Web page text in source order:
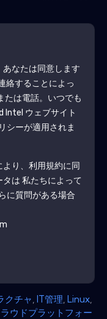
なたは同意します
絡することによっ
たは電話。いつでも
Intel ウェブサイト
シーが適用されま
り、利用規約に同
は 私たちによって
に質問がある場合
クチャ IT管​​理 Linux
ウドプラットフォー